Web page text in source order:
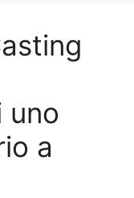
uno
a